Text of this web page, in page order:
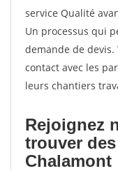
service Qualité
Un processus qui
demande de
contact avec les
leurs chantiers
Rejoignez
trouver
Chalamont